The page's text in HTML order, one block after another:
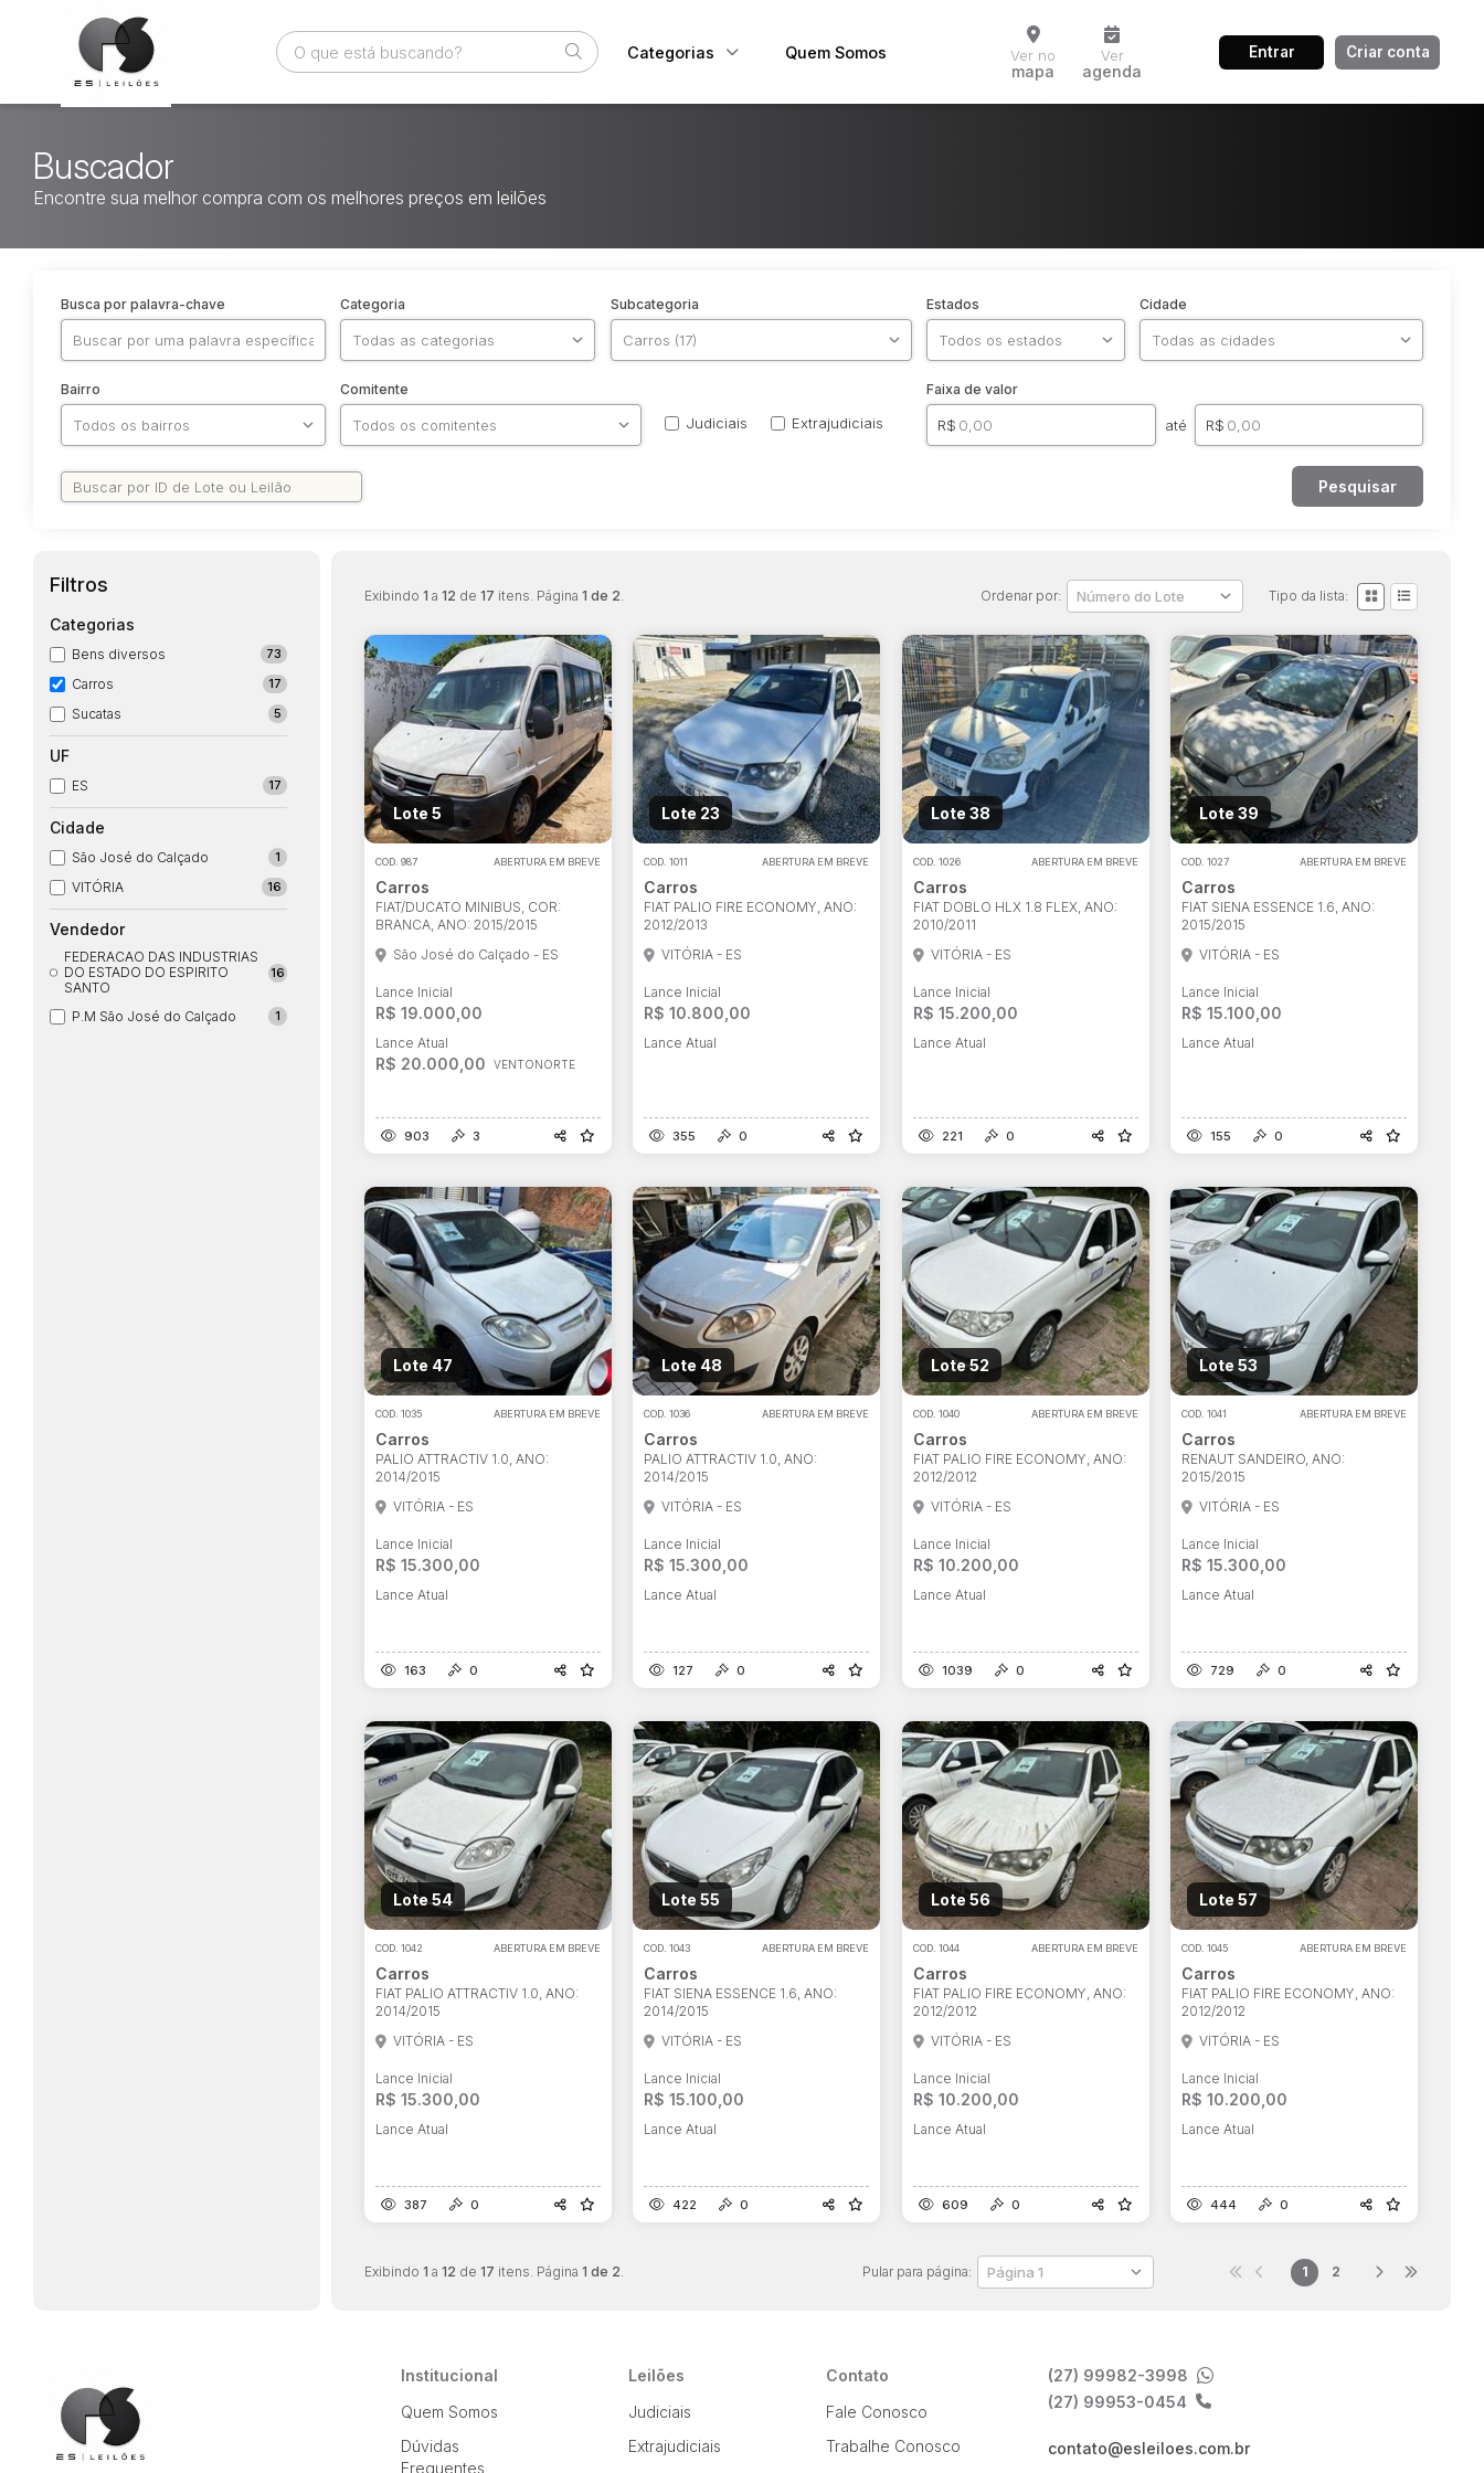
Categorias
Outros materiais
Quem Somos Ver no
mapa
Ver
agenda
Entrar Criar conta
Buscador
Encontre sua melhor compra com os melhores preços em leilões
Busca por palavra-chave Categoria Subcategoria Estados Cidade
Bairro Comitente
Judiciais Extrajudiciais
Faixa de valor
R$ até R$
Pesquisar
Filtros
Categorias
Bens diversos 73
Carros 17
Sucatas 5
UF
ES 17
Cidade
São José do Calçado 1
VITÓRIA 16
Vendedor
FEDERACAO DAS INDUSTRIAS
DO ESTADO DO ESPIRITO
SANTO
16
P.M São José do Calçado 1
Exibindo 1 a 12 de 17 itens. Página 1 de 2. Ordenar por: Tipo da lista:
Lote 5
COD. 987 ABERTURA EM BREVE
Carros
FIAT/DUCATO MINIBUS, COR:
BRANCA, ANO: 2015/2015
São José do Calçado - ES
Lance Inicial
R$ 19.000,00
Lance Atual
R$ 20.000,00 VENTONORTE
903 3
Lote 23
COD. 1011 ABERTURA EM BREVE
Carros
FIAT PALIO FIRE ECONOMY, ANO:
2012/2013
VITÓRIA - ES
Lance Inicial
R$ 10.800,00
Lance Atual
355 0
Lote 38
COD. 1026 ABERTURA EM BREVE
Carros
FIAT DOBLO HLX 1.8 FLEX, ANO:
2010/2011
VITÓRIA - ES
Lance Inicial
R$ 15.200,00
Lance Atual
221 0
Lote 39
COD. 1027 ABERTURA EM BREVE
Carros
FIAT SIENA ESSENCE 1.6, ANO:
2015/2015
VITÓRIA - ES
Lance Inicial
R$ 15.100,00
Lance Atual
155 0
Lote 47
COD. 1035 ABERTURA EM BREVE
Carros
PALIO ATTRACTIV 1.0, ANO:
2014/2015
VITÓRIA - ES
Lance Inicial
R$ 15.300,00
Lance Atual
163 0
Lote 48
COD. 1036 ABERTURA EM BREVE
Carros
PALIO ATTRACTIV 1.0, ANO:
2014/2015
VITÓRIA - ES
Lance Inicial
R$ 15.300,00
Lance Atual
127 0
Lote 52
COD. 1040 ABERTURA EM BREVE
Carros
FIAT PALIO FIRE ECONOMY, ANO:
2012/2012
VITÓRIA - ES
Lance Inicial
R$ 10.200,00
Lance Atual
1039 0
Lote 53
COD. 1041 ABERTURA EM BREVE
Carros
RENAUT SANDEIRO, ANO:
2015/2015
VITÓRIA - ES
Lance Inicial
R$ 15.300,00
Lance Atual
729 0
Lote 54
COD. 1042 ABERTURA EM BREVE
Carros
FIAT PALIO ATTRACTIV 1.0, ANO:
2014/2015
VITÓRIA - ES
Lance Inicial
R$ 15.300,00
Lance Atual
387 0
Lote 55
COD. 1043 ABERTURA EM BREVE
Carros
FIAT SIENA ESSENCE 1.6, ANO:
2014/2015
VITÓRIA - ES
Lance Inicial
R$ 15.100,00
Lance Atual
422 0
Lote 56
COD. 1044 ABERTURA EM BREVE
Carros
FIAT PALIO FIRE ECONOMY, ANO:
2012/2012
VITÓRIA - ES
Lance Inicial
R$ 10.200,00
Lance Atual
609 0
Lote 57
COD. 1045 ABERTURA EM BREVE
Carros
FIAT PALIO FIRE ECONOMY, ANO:
2012/2012
VITÓRIA - ES
Lance Inicial
R$ 10.200,00
Lance Atual
444 0
Exibindo 1 a 12 de 17 itens. Página 1 de 2. Pular para página: 1 2
Institucional
Quem Somos
Dúvidas
Frequentes
Leilões
Judiciais
Extrajudiciais
Contato
Fale Conosco
Trabalhe Conosco
(27) 99982-3998
(27) 99953-0454
contato@esleiloes.com.br